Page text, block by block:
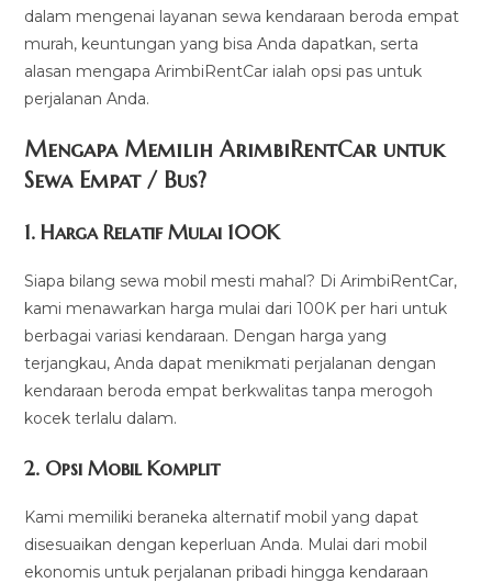
dalam mengenai layanan sewa kendaraan beroda empat
murah, keuntungan yang bisa Anda dapatkan, serta
alasan mengapa ArimbiRentCar ialah opsi pas untuk
perjalanan Anda.
Mengapa Memilih ArimbiRentCar untuk
Sewa Empat / Bus?
1.Harga Relatif Mulai 100K
Siapa bilang sewa mobil mesti mahal? Di ArimbiRentCar,
kami menawarkan harga mulai dari 100K per hari untuk
berbagai variasi kendaraan. Dengan harga yang
terjangkau, Anda dapat menikmati perjalanan dengan
kendaraan beroda empat berkwalitas tanpa merogoh
kocek terlalu dalam.
2. Opsi Mobil Komplit
Kami memiliki beraneka alternatif mobil yang dapat
disesuaikan dengan keperluan Anda. Mulai dari mobil
ekonomis untuk perjalanan pribadi hingga kendaraan